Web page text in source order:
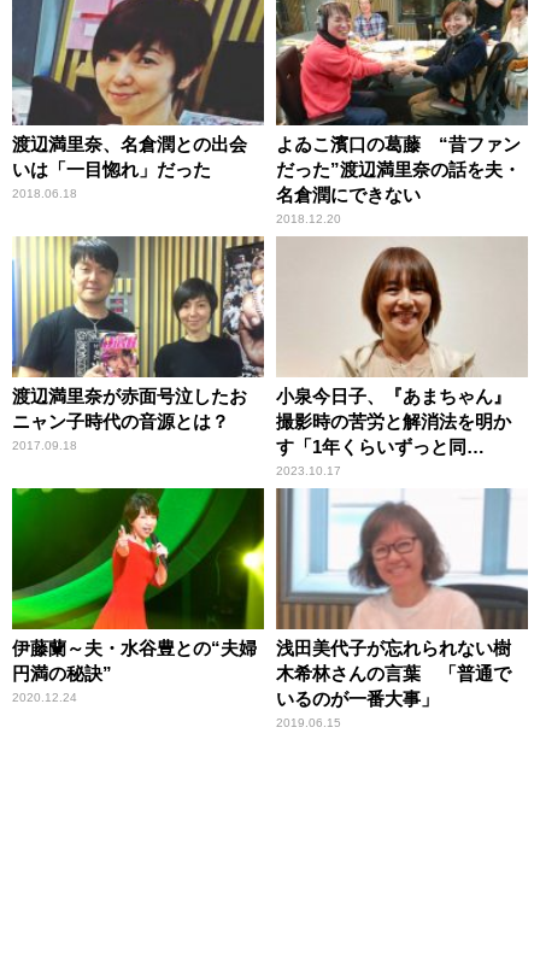
渡辺満里奈、名倉潤との出会
いは「一目惚れ」だった
2018.06.18
よゐこ濱口の葛藤 “昔ファン
だった”渡辺満里奈の話を夫・
名倉潤にできない
2018.12.20
渡辺満里奈が赤面号泣したお
ニャン子時代の音源とは？
2017.09.18
小泉今日子、『あまちゃん』
撮影時の苦労と解消法を明か
す「1年くらいずっと同
じ……」
2023.10.17
伊藤蘭～夫・水谷豊との“夫婦
円満の秘訣”
2020.12.24
浅田美代子が忘れられない樹
木希林さんの言葉 「普通で
いるのが一番大事」
2019.06.15